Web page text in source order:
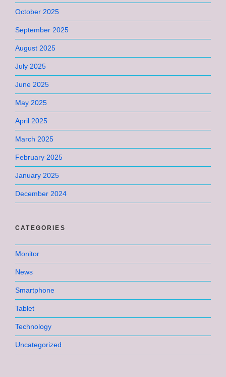
October 2025
September 2025
August 2025
July 2025
June 2025
May 2025
April 2025
March 2025
February 2025
January 2025
December 2024
CATEGORIES
Monitor
News
Smartphone
Tablet
Technology
Uncategorized